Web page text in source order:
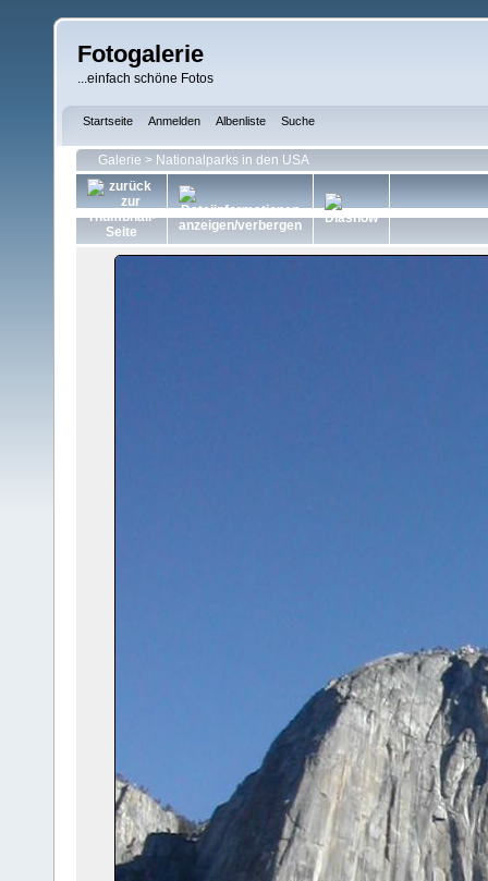
Fotogalerie
...einfach schöne Fotos
Startseite Anmelden Albenliste Suche
Galerie > Nationalparks in den USA